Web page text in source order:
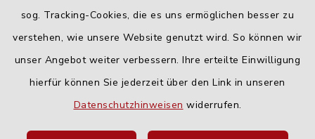
sog. Tracking-Cookies, die es uns ermöglichen besser zu
verstehen, wie unsere Website genutzt wird. So können wir
unser Angebot weiter verbessern. Ihre erteilte Einwilligung
hierfür können Sie jederzeit über den Link in unseren
Datenschutzhinweisen widerrufen.
Freitag:
geschlossen
Quicklinks